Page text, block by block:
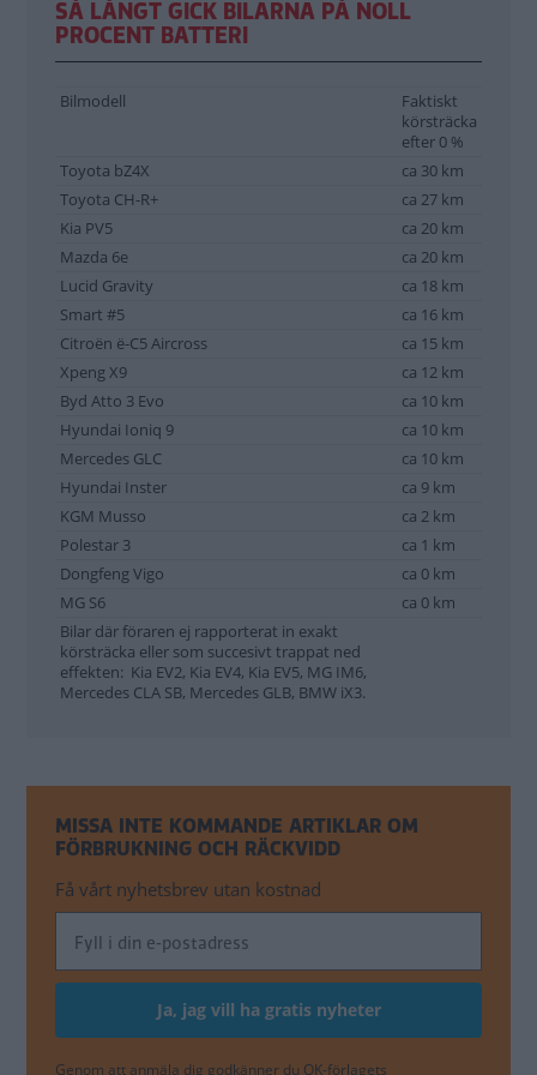
SÅ LÅNGT GICK BILARNA PÅ NOLL
PROCENT BATTERI
Bilmodell
Faktiskt
körsträcka
efter 0 %
Toyota bZ4X
ca 30 km
Toyota CH-R+
ca 27 km
Kia PV5
ca 20 km
Mazda 6e
ca 20 km
Lucid Gravity
ca 18 km
Smart #5
ca 16 km
Citroën ë-C5 Aircross
ca 15 km
Xpeng X9
ca 12 km
Byd Atto 3 Evo
ca 10 km
Hyundai Ioniq 9
ca 10 km
Mercedes GLC
ca 10 km
Hyundai Inster
ca 9 km
KGM Musso
ca 2 km
Polestar 3
ca 1 km
Dongfeng Vigo
ca 0 km
MG S6
ca 0 km
Bilar där föraren ej rapporterat in exakt
körsträcka eller som succesivt trappat ned
effekten: Kia EV2, Kia EV4, Kia EV5, MG IM6,
Mercedes CLA SB, Mercedes GLB, BMW iX3.
MISSA INTE KOMMANDE ARTIKLAR OM
FÖRBRUKNING OCH RÄCKVIDD
Få vårt nyhetsbrev utan kostnad
Genom att anmäla dig godkänner du OK-förlagets